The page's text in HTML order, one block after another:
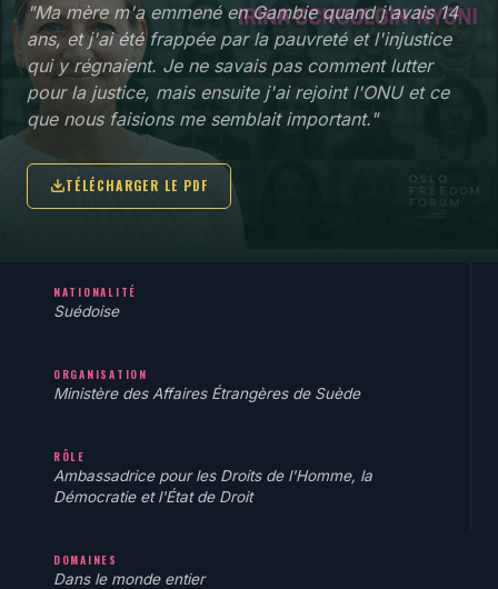
"Ma mère m'a emmené en Gambie quand j'avais 14
ans, et j'ai été frappée par la pauvreté et l'injustice
qui y régnaient. Je ne savais pas comment lutter
pour la justice, mais ensuite j'ai rejoint l'ONU et ce
que nous faisions me semblait important."
TÉLÉCHARGER LE PDF
NATIONALITÉ
Suédoise
ORGANISATION
Ministère des Affaires Étrangères de Suède
RÔLE
Ambassadrice pour les Droits de l'Homme, la
Démocratie et l'État de Droit
DOMAINES
Dans le monde entier